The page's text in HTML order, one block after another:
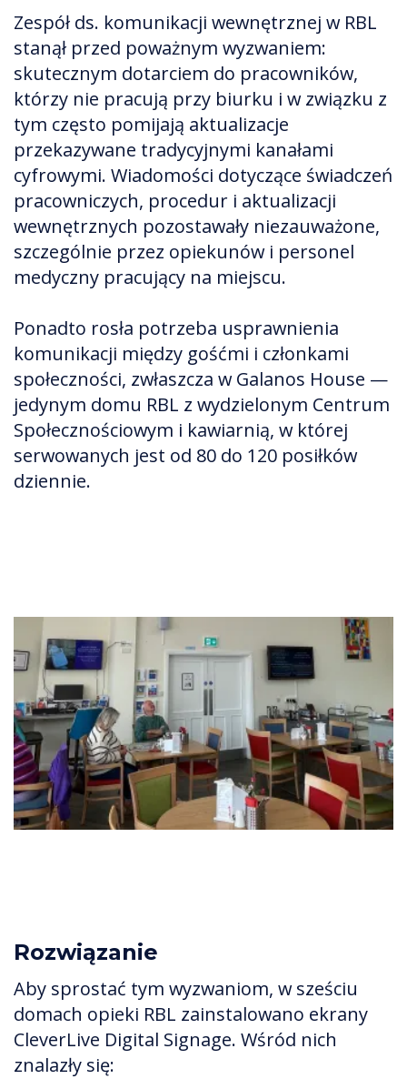
Zespół ds. komunikacji wewnętrznej w RBL
stanął przed poważnym wyzwaniem:
skutecznym dotarciem do pracowników,
którzy nie pracują przy biurku i w związku z
tym często pomijają aktualizacje
przekazywane tradycyjnymi kanałami
cyfrowymi. Wiadomości dotyczące świadczeń
pracowniczych, procedur i aktualizacji
wewnętrznych pozostawały niezauważone,
szczególnie przez opiekunów i personel
medyczny pracujący na miejscu.
Ponadto rosła potrzeba usprawnienia
komunikacji między gośćmi i członkami
społeczności, zwłaszcza w Galanos House —
jedynym domu RBL z wydzielonym Centrum
Społecznościowym i kawiarnią, w której
serwowanych jest od 80 do 120 posiłków
dziennie.
Rozwiązanie
Aby sprostać tym wyzwaniom, w sześciu
domach opieki RBL zainstalowano ekrany
CleverLive Digital Signage. Wśród nich
znalazły się: